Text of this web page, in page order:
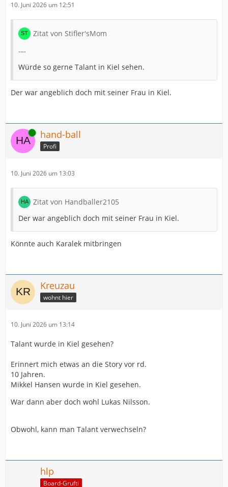
10. Juni 2026 um 12:51
Zitat von Stifler'sMom
….
Würde so gerne Talant in Kiel sehen.
Der war angeblich doch mit seiner Frau in Kiel.
Online hand-ball
Profi
10. Juni 2026 um 13:03
Zitat von Handballer2105
Der war angeblich doch mit seiner Frau in Kiel.
Könnte auch Karalek mitbringen
Kreuzau
wohnt hier
10. Juni 2026 um 13:14
Talant wurde in Kiel gesehen?
Erinnert mich etwas an die Story vor rd.
10 Jahren.
Mikkel Hansen wurde in Kiel gesehen.
War dann aber doch wohl Lukas Nilsson.
Obwohl, kann man Talant verwechseln?
hlp
Board-Grufti